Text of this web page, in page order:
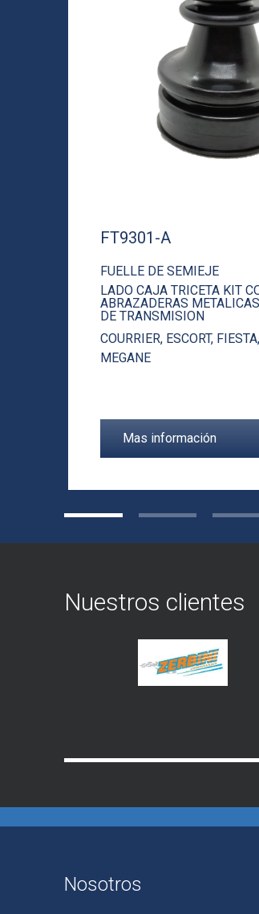
FT9301-A
FUELLE DE SEMIEJE
LADO CAJA TRICETA KIT
ABRAZADERAS
DE TRANSMISION
COURRIER, ESCORT, FIESTA,
MEGANE
Mas información
Nuestros clientes
Nosotros